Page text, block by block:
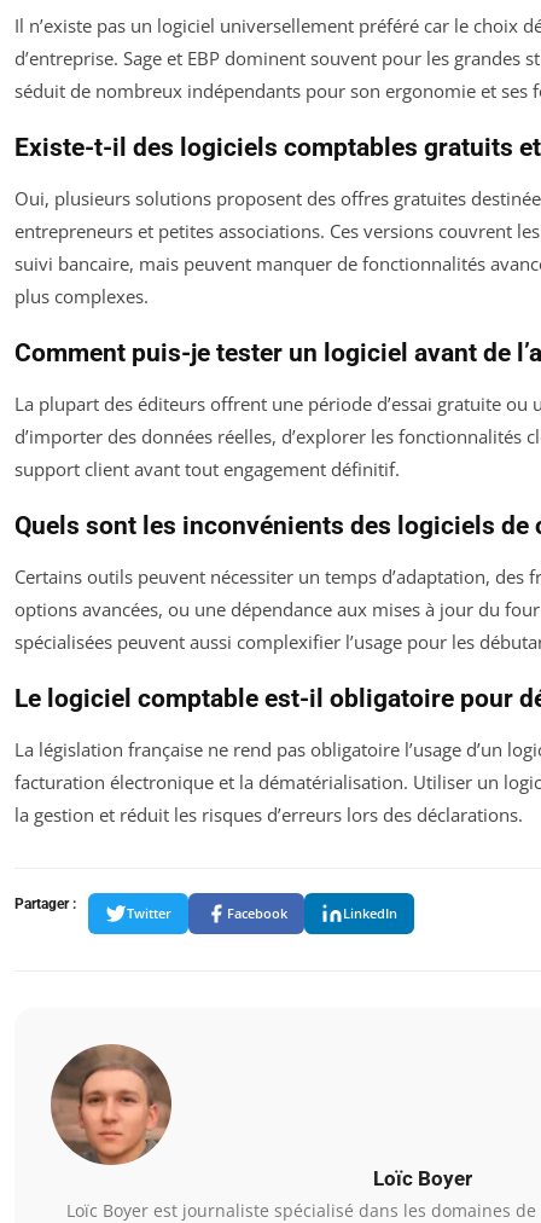
Il n’existe pas un logiciel universellement préféré car le choix
d’entreprise. Sage et EBP dominent souvent pour les grandes
séduit de nombreux indépendants pour son ergonomie et ses
Existe-t-il des logiciels comptables gratuits
Oui, plusieurs solutions proposent des offres gratuites
entrepreneurs et petites associations. Ces versions couvrent
suivi bancaire, mais peuvent manquer de fonctionnalités
plus complexes.
Comment puis-je tester un logiciel avant de
La plupart des éditeurs offrent une période d’essai gratuite ou
d’importer des données réelles, d’explorer les fonctionnalités
support client avant tout engagement définitif.
Quels sont les inconvénients des logiciels de
Certains outils peuvent nécessiter un temps d’adaptation, des
options avancées, ou une dépendance aux mises à jour du
spécialisées peuvent aussi complexifier l’usage pour les
Le logiciel comptable est-il obligatoire pour
La législation française ne rend pas obligatoire l’usage d’un
facturation électronique et la dématérialisation. Utiliser un
la gestion et réduit les risques d’erreurs lors des déclarations.
Partager :
Twitter Facebook LinkedIn
Loïc Boyer
Loïc Boyer est journaliste spécialisé dans les domaines